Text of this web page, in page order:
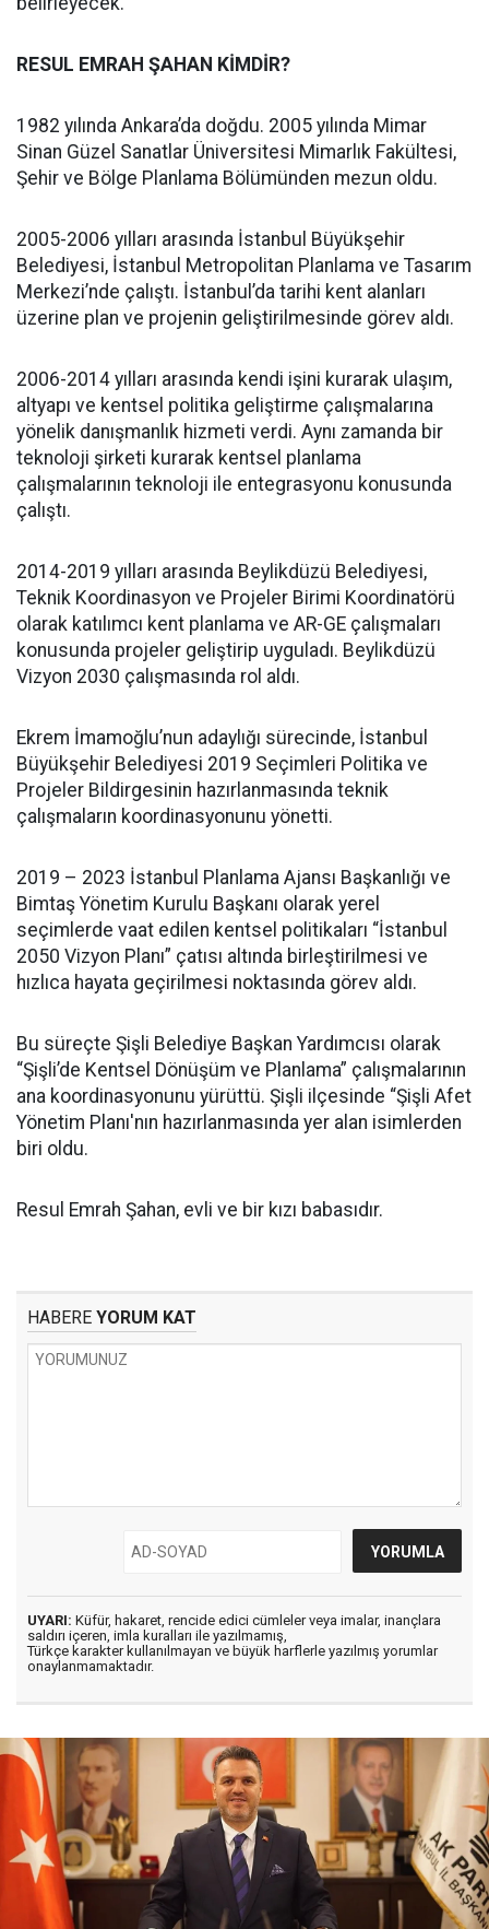
RESUL EMRAH ŞAHAN KİMDİR?
1982 yılında Ankara’da doğdu. 2005 yılında Mimar
Sinan Güzel Sanatlar Üniversitesi Mimarlık Fakültesi,
Şehir ve Bölge Planlama Bölümünden mezun oldu.
2005-2006 yılları arasında İstanbul Büyükşehir
Belediyesi, İstanbul Metropolitan Planlama ve Tasarım
Merkezi’nde çalıştı. İstanbul’da tarihi kent alanları
üzerine plan ve projenin geliştirilmesinde görev aldı.
2006-2014 yılları arasında kendi işini kurarak ulaşım,
altyapı ve kentsel politika geliştirme çalışmalarına
yönelik danışmanlık hizmeti verdi. Aynı zamanda bir
teknoloji şirketi kurarak kentsel planlama
çalışmalarının teknoloji ile entegrasyonu konusunda
çalıştı.
2014-2019 yılları arasında Beylikdüzü Belediyesi,
Teknik Koordinasyon ve Projeler Birimi Koordinatörü
olarak katılımcı kent planlama ve AR-GE çalışmaları
konusunda projeler geliştirip uyguladı. Beylikdüzü
Vizyon 2030 çalışmasında rol aldı.
Ekrem İmamoğlu’nun adaylığı sürecinde, İstanbul
Büyükşehir Belediyesi 2019 Seçimleri Politika ve
Projeler Bildirgesinin hazırlanmasında teknik
çalışmaların koordinasyonunu yönetti.
2019 – 2023 İstanbul Planlama Ajansı Başkanlığı ve
Bimtaş Yönetim Kurulu Başkanı olarak yerel
seçimlerde vaat edilen kentsel politikaları “İstanbul
2050 Vizyon Planı” çatısı altında birleştirilmesi ve
hızlıca hayata geçirilmesi noktasında görev aldı.
Bu süreçte Şişli Belediye Başkan Yardımcısı olarak
“Şişli’de Kentsel Dönüşüm ve Planlama” çalışmalarının
ana koordinasyonunu yürüttü. Şişli ilçesinde “Şişli Afet
Yönetim Planı'nın hazırlanmasında yer alan isimlerden
biri oldu.
Resul Emrah Şahan, evli ve bir kızı babasıdır.
HABERE YORUM KAT
UYARI: Küfür, hakaret, rencide edici cümleler veya imalar, inançlara
saldırı içeren, imla kuralları ile yazılmamış,
Türkçe karakter kullanılmayan ve büyük harflerle yazılmış yorumlar
onaylanmamaktadır.